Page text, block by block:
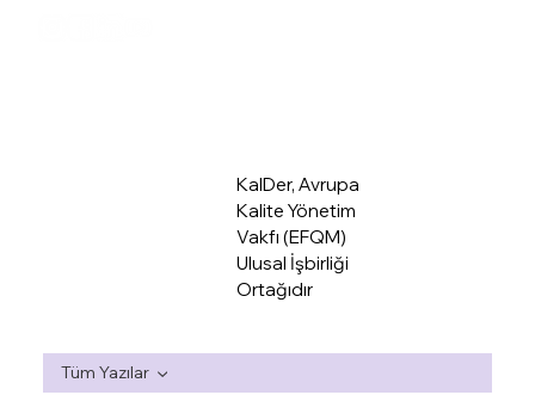
KalDer, Avrupa
Kalite Yönetim
Vakfı (EFQM)
Ulusal İşbirliği
Ortağıdır
Tüm Yazılar